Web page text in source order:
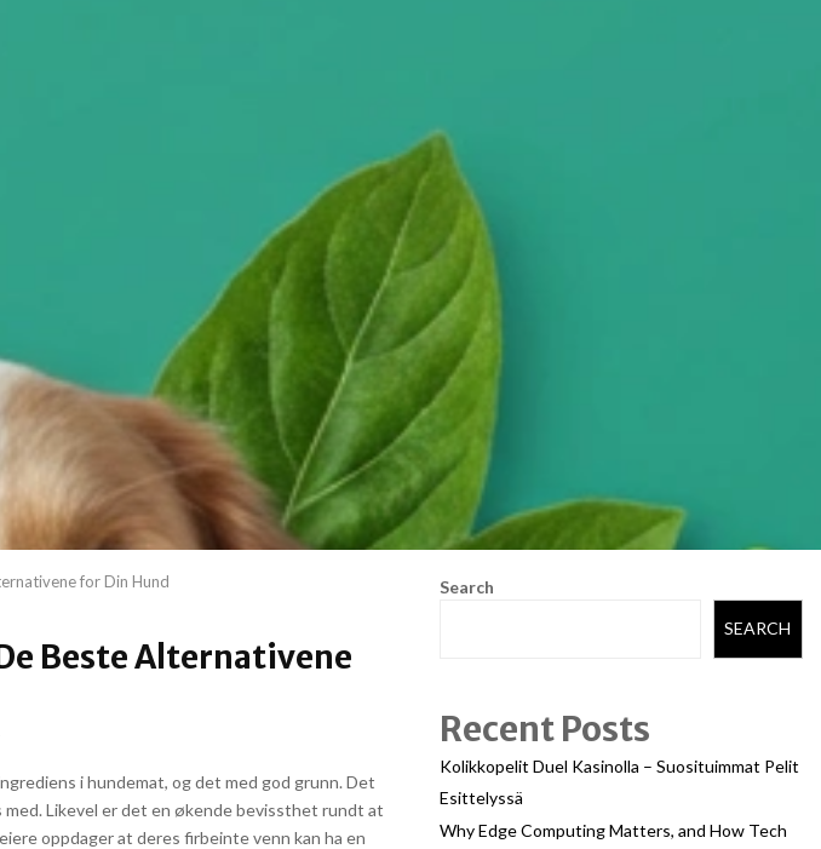
for Din Hund
Beste Alternativene
i hundemat, og det med god grunn. Det
Likevel er det en økende bevissthet rundt at
oppdager at deres firbeinte venn kan ha en
Search
SEARCH
Recent Posts
Kolikkopelit Duel Kasinolla – Suosituimmat Pelit
Esittelyssä
Why Edge Computing Matters, and How Tech